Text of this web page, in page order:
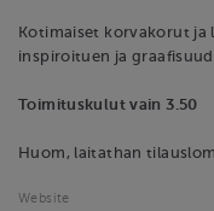
Kotimaiset korvakorut ja
inspiroituen ja
Toimituskulut vain 3.50
Huom, laitathan
Website